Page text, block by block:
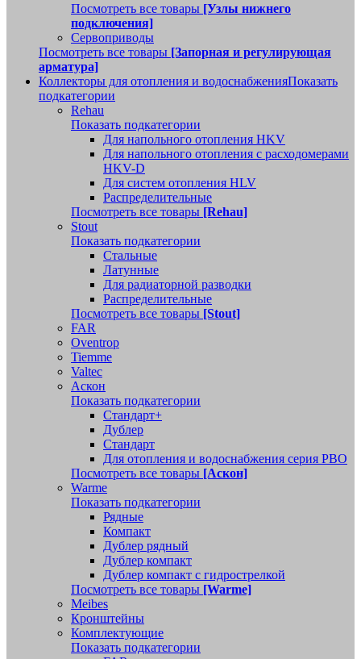
Посмотреть все товары [Узлы нижнего
подключения]
Сервоприводы
Посмотреть все товары [Запорная и регулирующая
арматура]
Коллекторы для отопления и водоснабженияПоказать
подкатегории
Rehau
Показать подкатегории
Для напольного отопления HKV
Для напольного отопления с расходомерами
HKV-D
Для систем отопления HLV
Распределительные
Посмотреть все товары [Rehau]
Stout
Показать подкатегории
Стальные
Латунные
Для радиаторной разводки
Распределительные
Посмотреть все товары [Stout]
FAR
Oventrop
Tiemme
Valtec
Аскон
Показать подкатегории
Стандарт+
Дублер
Стандарт
Для отопления и водоснабжения серия РВО
Посмотреть все товары [Аскон]
Warme
Показать подкатегории
Рядные
Компакт
Дублер рядный
Дублер компакт
Дублер компакт с гидрострелкой
Посмотреть все товары [Warme]
Meibes
Кронштейны
Комплектующие
Показать подкатегории